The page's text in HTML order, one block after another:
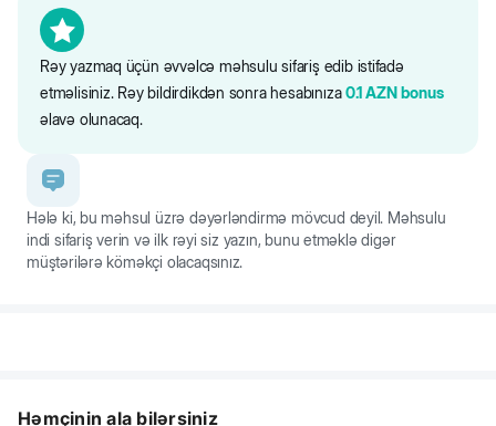
Rəy yazmaq üçün əvvəlcə məhsulu sifariş edib istifadə
etməlisiniz. Rəy bildirdikdən sonra hesabınıza0.1 AZN bonus
əlavə olunacaq.
Hələ ki, bu məhsul üzrə dəyərləndirmə mövcud deyil. Məhsulu
indi sifariş verin və ilk rəyi siz yazın, bunu etməklə digər
müştərilərə köməkçi olacaqsınız.
Həmçinin ala bilərsiniz